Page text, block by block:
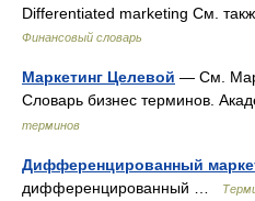
Differentiated marketing См.
Финансовый словарь
Маркетинг Целевой — См.
Словарь бизнес терминов.
терминов
Дифференцированный
дифференцированный …